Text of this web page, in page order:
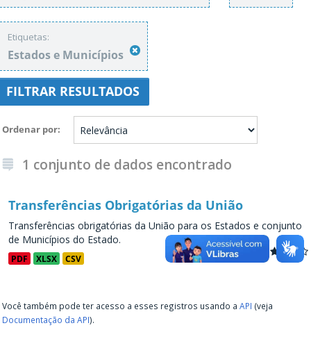
Etiquetas:
Estados e Municípios
FILTRAR RESULTADOS
Ordenar por
1 conjunto de dados encontrado
Transferências Obrigatórias da União
Transferências obrigatórias da União para os Estados e conjunto
de Municípios do Estado.
PDF XLSX CSV
Você também pode ter acesso a esses registros usando a API (veja
Documentação da API).